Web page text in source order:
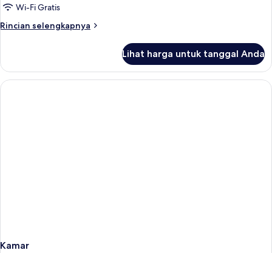
Wi-Fi Gratis
Rincian selengkapnya
Rincian
Suite
Junior,
teras
Lihat harga untuk tanggal Anda
Kamar